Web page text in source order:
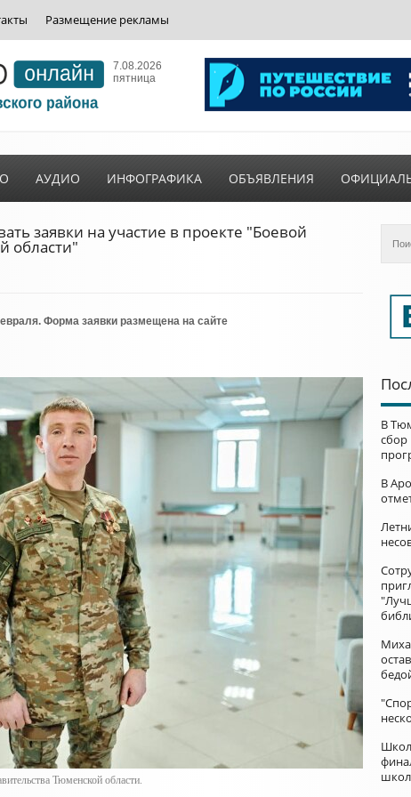
Размещение рекламы
7.08.2026
пятница
АУДИО ИНФОГРАФИКА ОБЪЯВЛЕНИЯ
заявки на участие в проекте "Боевой
области"
Форма заявки размещена на сайте
Тюменской области.
В
сбор
В